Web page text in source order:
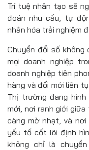
Trí tuệ nhân tạo sẽ
đoán nhu cầu, tự
nhân hóa trải nghiệm
Chuyển đổi số
mọi doanh nghiệp
doanh nghiệp tiên
hàng và đổi mới liên
Thị trường đang
mới, nơi ranh giới
càng mờ nhạt, và
yếu tố cốt lõi định
không chỉ là